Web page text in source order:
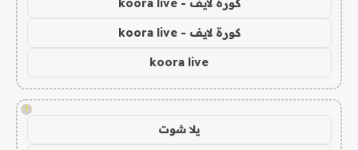
كورة لايف - koora live
koora live
!
يلا شوت